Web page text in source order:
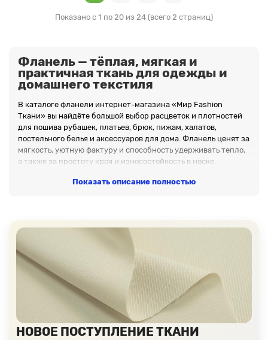
Показано с 1 по 20 из 24 (всего 2 страниц)
Фланель — тёплая, мягкая и
практичная ткань для одежды и
домашнего текстиля
В каталоге фланели интернет-магазина «Мир Fashion
Ткани» вы найдёте большой выбор расцветок и плотностей
для пошива рубашек, платьев, брюк, пижам, халатов,
постельного белья и аксессуаров для дома. Фланель ценят за
мягкость, уютную фактуру и способность удерживать тепло,
а также за простоту кроя и износостойкость в носке.
Почему стоит купить фланель у нас
поставки под задачи и бюджет.
— оформите пробники, чтобы
оценить цвет, плотность и тактильные свойства перед
покупкой.
Стабильные партии
— аккуратные настилы, контроль
оттенков от рулона к рулону.
Быстрая отгрузка
— оперативная комплектация
заказов и надёжная упаковка.
Ассортимент фланели
Показать описание полностью
НОВОЕ ПОСТУПЛЕНИЕ ТКАНИ